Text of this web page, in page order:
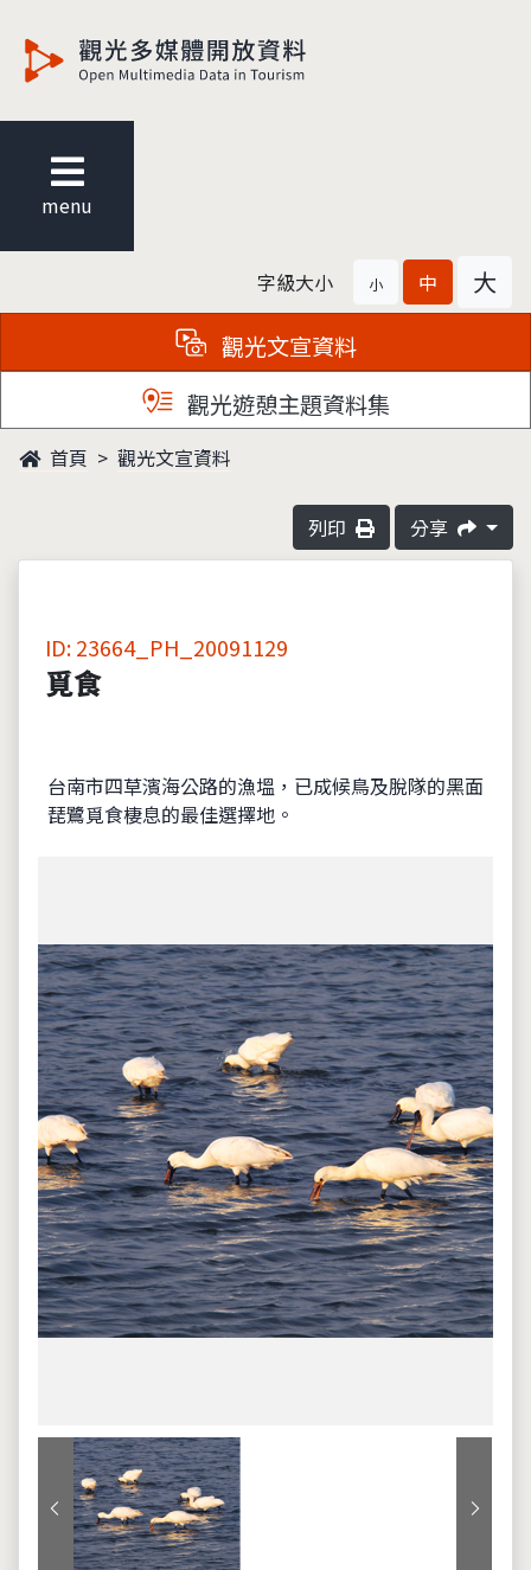
menu
字級大小 小 中 大
觀光文宣資料
觀光遊憩主題資料集
首頁 觀光文宣資料
列印 分享
ID: 23664_PH_20091129
覓食
台南市四草濱海公路的漁塭，已成候鳥及脫隊的黑面
琵鷺覓食棲息的最佳選擇地。
上一張 下一張